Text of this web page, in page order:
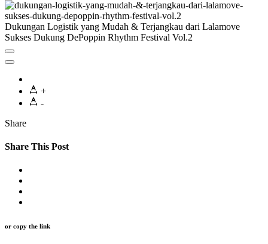
Dukungan Logistik yang Mudah & Terjangkau dari Lalamove
Sukses Dukung DePoppin Rhythm Festival Vol.2
+
-
Share
Share This Post
or copy the link